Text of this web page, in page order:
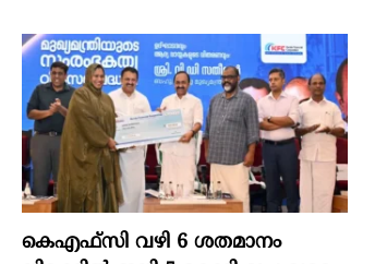
കെഎഫ്സി വഴി 6 ശതമാനം